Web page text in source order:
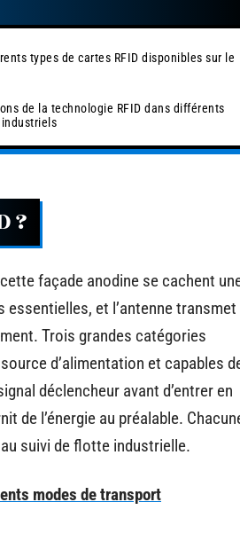
types de cartes RFID disponibles sur le
de la technologie RFID dans différents
?
façade anodine se cachent
essentielles, et l’antenne transmet
Trois grandes catégories
d’alimentation et capables
déclencheur avant d’entrer en
de l’énergie au préalable.
suivi de flotte industrielle.
modes de transport